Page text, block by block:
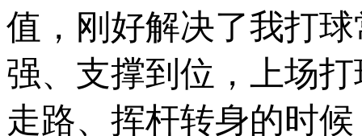
值，刚好解决了我打
强、支撑到位，上场
走路、挥杆转身的时